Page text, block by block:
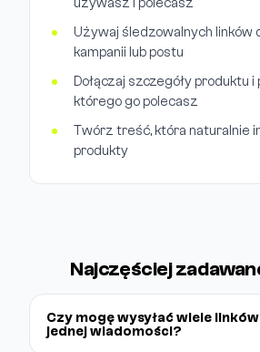
używasz i polecasz
Używaj śledzowalnych linków
kampanii lub postu
Dołączaj szczegóły produktu i
którego go polecasz
Twórz treść, która naturalnie
produkty
Najczęściej
Czy mogę wysyłać wiele
jednej wiadomości?